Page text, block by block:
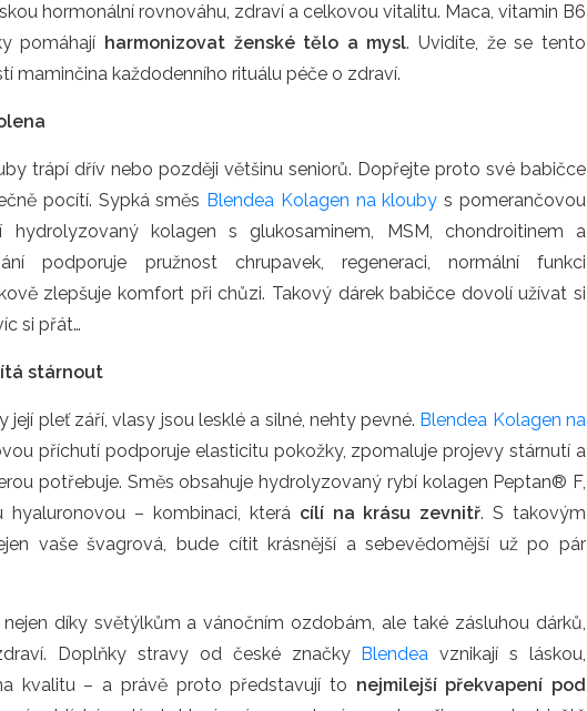
hormonální rovnováhu, zdraví a celkovou vitalitu. Maca, vitamin B6
pomáhají harmonizovat ženské tělo a mysl. Uvidíte, že se tento
maminčina každodenního rituálu péče o zdraví.
trápí dřív nebo později většinu seniorů. Dopřejte proto své babičce
pocítí. Sypká směs Blendea Kolagen na klouby s pomerančovou
hydrolyzovaný kolagen s glukosaminem, MSM, chondroitinem a
podporuje pružnost chrupavek, regeneraci, normální funkci
zlepšuje komfort při chůzi. Takový dárek babičce dovolí užívat si
si přát…
stárnout
její pleť září, vlasy jsou lesklé a silné, nehty pevné. Blendea Kolagen na
příchutí podporuje elasticitu pokožky, zpomaluje projevy stárnutí a
potřebuje. Směs obsahuje hydrolyzovaný rybí kolagen Peptan® F,
hyaluronovou – kombinaci, která cílí na krásu zevnitř. S takovým
vaše švagrová, bude cítit krásnější a sebevědomější už po pár
díky světýlkům a vánočním ozdobám, ale také zásluhou dárků,
Doplňky stravy od české značky Blendea vznikají s láskou,
kvalitu – a právě proto představují to nejmilejší překvapení pod